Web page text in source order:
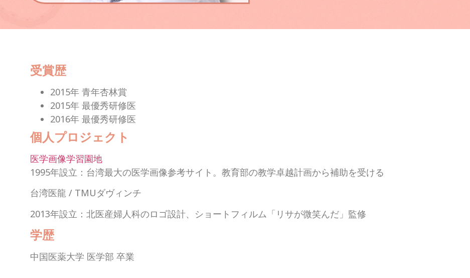
受賞歴
2015年 青年杏林賞
2015年 最優秀研修医
2016年 最優秀研修医
個人プロジェクト
医学画像学習園地
1995年設立：台湾最大の医学画像参考サイト。教育部の教学卓越計画から補助を受ける
台湾医龍 / TMUダヴィンチ
2013年設立：北医産婦人科のロゴ設計、ショートフィルム「リサが微笑んだ」監修
学歴
中国医薬大学 医学部 卒業